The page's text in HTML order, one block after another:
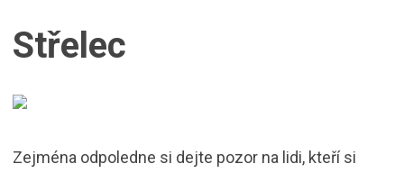
Střelec
Zejména odpoledne si dejte pozor na lidi, kteří si